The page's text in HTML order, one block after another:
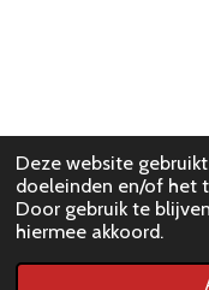
Deze website
doeleinden en/of het
Door gebruik te
hiermee akkoord.